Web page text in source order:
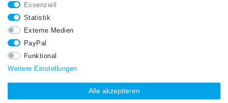
STAY CONNECTED.
Essenziell
Statistik
Externe Medien
PayPal
Funktional
Weitere Einstellungen
Alle akzeptieren